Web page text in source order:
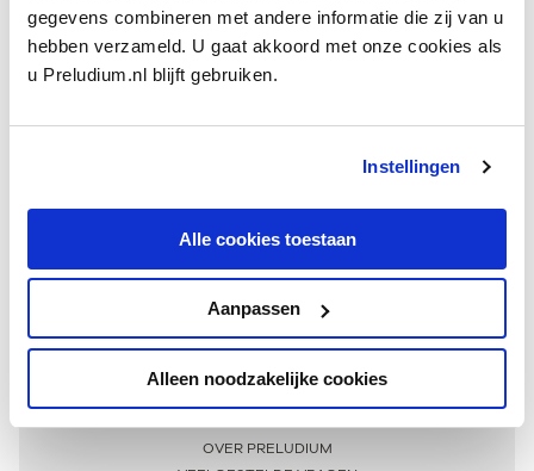
gegevens combineren met andere informatie die zij van u
hebben verzameld. U gaat akkoord met onze cookies als
u Preludium.nl blijft gebruiken.
Instellingen
Alle cookies toestaan
Aanpassen
Alleen noodzakelijke cookies
Meer informatie
OVER PRELUDIUM